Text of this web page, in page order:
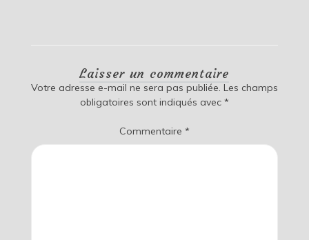
Laisser un commentaire
Votre adresse e-mail ne sera pas publiée. Les champs
obligatoires sont indiqués avec *
Commentaire *